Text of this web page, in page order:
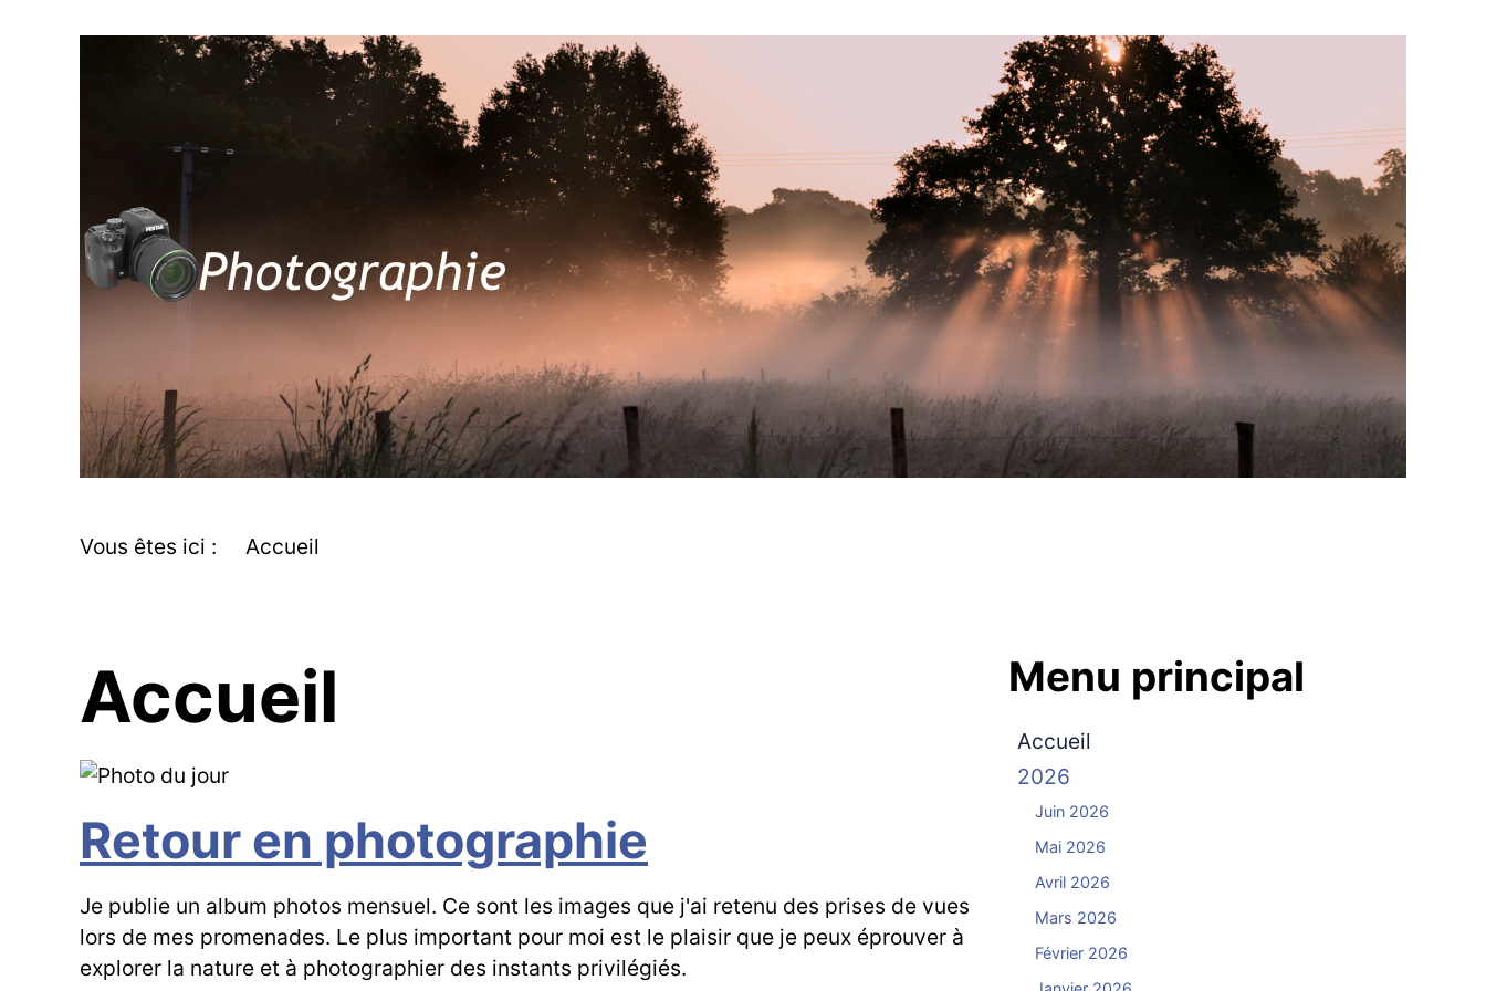
SKIP TO MAIN CONTENT
Vous êtes ici : Accueil
Accueil
Retour en photographie
Je publie un album photos mensuel. Ce sont les images que j'ai retenu des prises de vues
lors de mes promenades. Le plus important pour moi est le plaisir que je peux éprouver à
explorer la nature et à photographier des instants privilégiés.
Menu principal
Accueil
2026
Juin 2026
Mai 2026
Avril 2026
Mars 2026
Février 2026